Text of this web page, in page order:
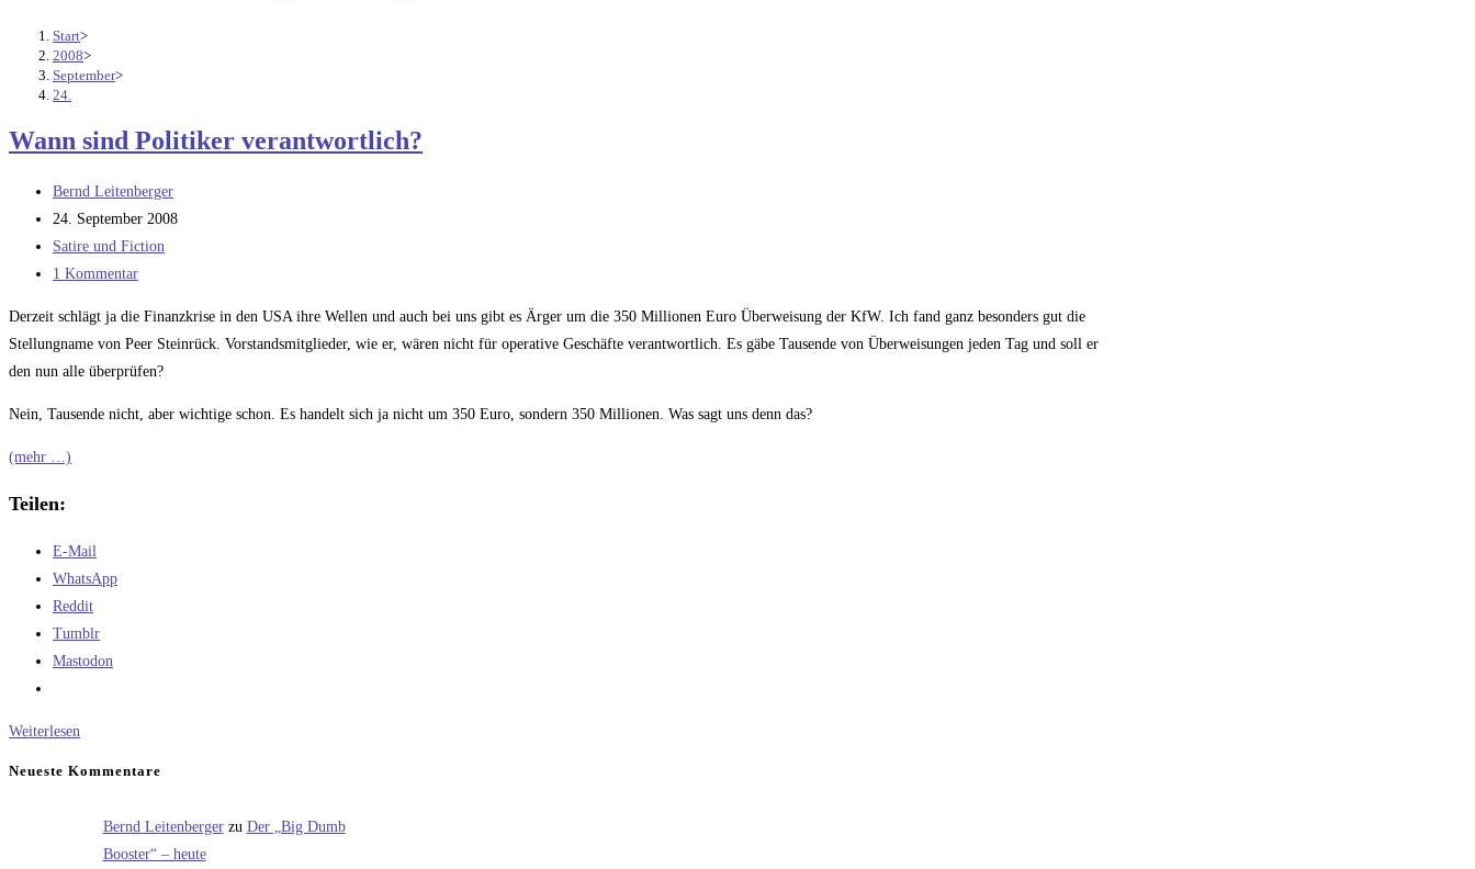
Start>
2008>
September>
24.
Wann sind Politiker verantwortlich?
Beitrags-
Autor:
Bernd Leitenberger
Beitrag
veröffentlicht:
24. September 2008
Beitrags-
Kategorie:
Satire und Fiction
Beitrags-
1 Kommentar
Derzeit schlägt ja die Finanzkrise in den USA ihre Wellen und auch bei uns gibt es Ärger um die 350 Millionen Euro Überweisung der KfW. Ich fand ganz besonders gut die
Stellungname von Peer Steinrück. Vorstandsmitglieder, wie er, wären nicht für operative Geschäfte verantwortlich. Es gäbe Tausende von Überweisungen jeden Tag und soll er
den nun alle überprüfen?
Nein, Tausende nicht, aber wichtige schon. Es handelt sich ja nicht um 350 Euro, sondern 350 Millionen. Was sagt uns denn das?
(mehr …)
Teilen:
E-Mail
WhatsApp
Reddit
Tumblr
Mastodon
Weiterlesen
Neueste Kommentare
Bernd Leitenbergerzu Der „Big Dumb
Booster“ – heute